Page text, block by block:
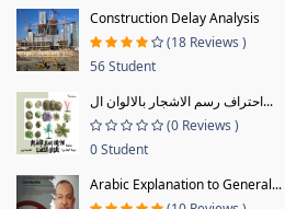
Construction Delay Analysis
(18 Reviews )
56 Student
احتراف رسم الاشجار بالالوان ال...
(0 Reviews )
0 Student
Arabic Explanation to General...